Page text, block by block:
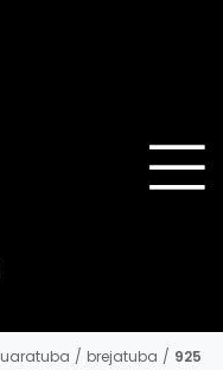
/ brejatuba / 925